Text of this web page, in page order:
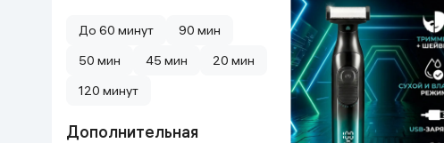
Ювелирные изделия
Дом и сад
До 60 минут
90 мин
50 мин
45 мин
20 мин
120 минут
Дополнительная